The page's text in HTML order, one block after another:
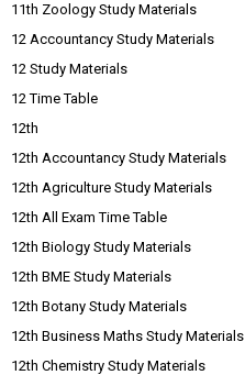
11th Zoology Study Materials
12 Accountancy Study Materials
12 Study Materials
12 Time Table
12th
12th Accountancy Study Materials
12th Agriculture Study Materials
12th All Exam Time Table
12th Biology Study Materials
12th BME Study Materials
12th Botany Study Materials
12th Business Maths Study Materials
12th Chemistry Study Materials